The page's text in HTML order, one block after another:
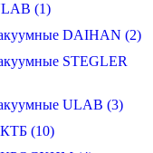
(1)
DAIHAN (2)
STEGLER
ULAB (3)
(10)